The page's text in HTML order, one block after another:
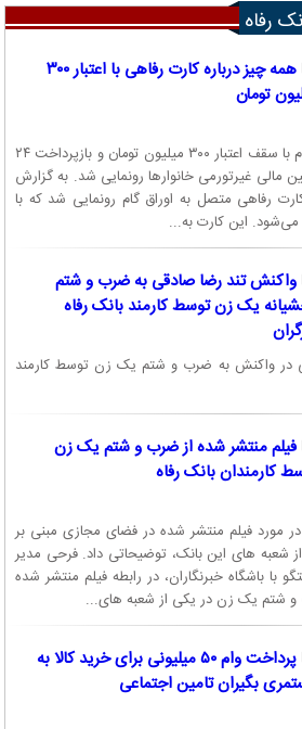
شد. بانک رفاه یک بانک تجاری شناخته شده و
انسانی و در اختیار داشتن ۱۰۴۱ شعبه فعال در سراسر کشور ، می کوشد از
بانکی ، رضایت عموم اقشار جامعه را تامین
مردم و توانمندی بالای سرمایه انسانی خود ،
دولت جمهوری اسلامی ایران به ویژه
نفتی و تولیدات صنعتی و کشاورزی ، خدمات
ارائه می‌دهد. بانک رفاه از نظر بانک های
خوشنام ترین بانک های تجاری محسوب می شود
از بانک های تراز اول دنیا ، نیاز های مشتریان
را مرتفع می سازد.
خدمات بانکی به اقشار مختلف جامعه و ایجاد
اســـاسنامه جدید بـــانک را به تصویب رساند
۱۳۹۱/۳/۲۰ با ثبت این سامانه در اداره ثبت شرکت‌ها و موسسات
غیر تجاری، بانک رفاه رسماً خصوصی شد و سرمایه بانک از ۸۹۵ میلیارد ریال
به ثبت رسید. با این اتفاق وضعیت مالکیتی بانک
به چهار هزار میلیارد ریال و از محل تجدید
ریال، زمینه برای افزایش فعالیت ها و خدمات
رفاه
همه چیز درباره کارت رفاهی با اعتبار ۳۰۰
تومان
کارت رفاهی متصل به اوراق گام با سقف اعتبار ۳۰۰ میلیون تومان و بازپرداخت ۲۴
مالی غیرتورمی خانوارها رونمایی شد. به گزارش
رفاهی متصل به اوراق گام رونمایی شد که با
می‌شود. این کارت به...
واکنش تند رضا صادقی به ضرب و شتم
یک زن توسط کارمند بانک رفاه
در واکنش به ضرب و شتم یک زن توسط کارمند
فیلم منتشر شده از ضرب و شتم یک زن
کارمندان بانک رفاه
مورد فیلم منتشر شده در فضای مجازی مبنی بر
های این بانک، توضیحاتی داد. فرحی مدیر
با باشگاه خبرنگاران، در رابطه فیلم منتشر شده
شتم یک زن در یکی از شعبه های...
پرداخت وام ۵۰ میلیونی برای خرید کالا به
بگیران تامین اجتماعی